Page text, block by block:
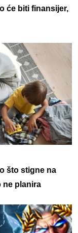
će biti finansijer,
što stigne na
ne planira